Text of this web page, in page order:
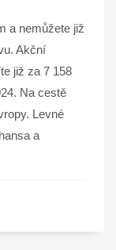
a nemůžete již
Akční
již za 7 158
Na cestě
Levné
a